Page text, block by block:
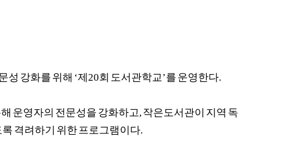
성 강화를 위해 ‘제20회 도서관학교’를 운영한다.
운영자의 전문성을 강화하고,작은도서관이 지역 독
격려하기 위한 프로그램이다.